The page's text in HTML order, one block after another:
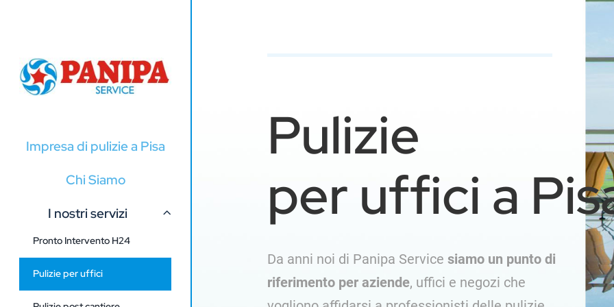
Impresa di pulizie a Pisa
Chi Siamo
I nostri servizi
Pronto Intervento H24
Pulizie per uffici
Pulizie
per uffici a
Da anni noi di Panipa Servicesiamo un punto di
riferimento per aziende, uffici e negozi che